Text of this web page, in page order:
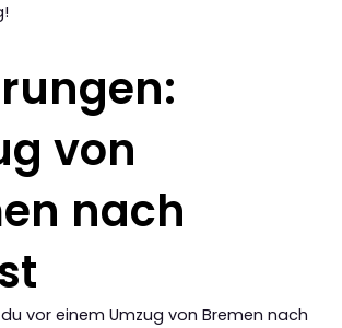
von
nach
vor einem Umzug von Bremen nach